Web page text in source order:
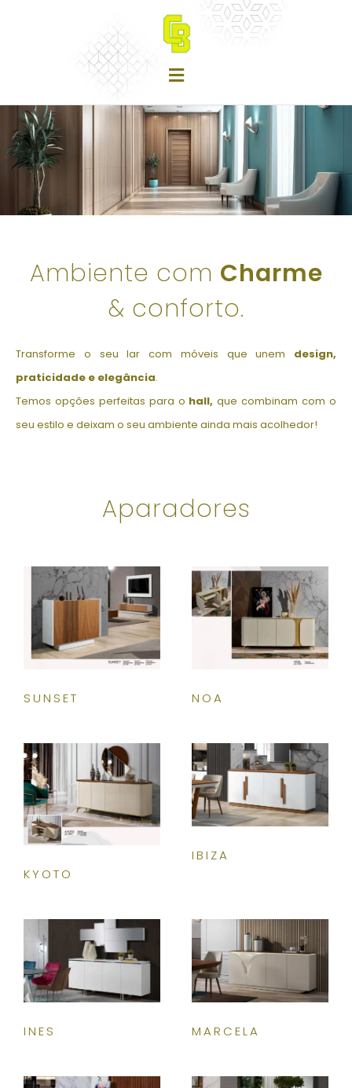
Ambiente com Charme
& conforto.
Transforme o seu lar com móveis que unem design,
praticidade e elegância.
Temos opções perfeitas para o hall, que combinam com o
seu estilo e deixam o seu ambiente ainda mais acolhedor!
Aparadores
SUNSET NOA
KYOTO
IBIZA
INES MARCELA